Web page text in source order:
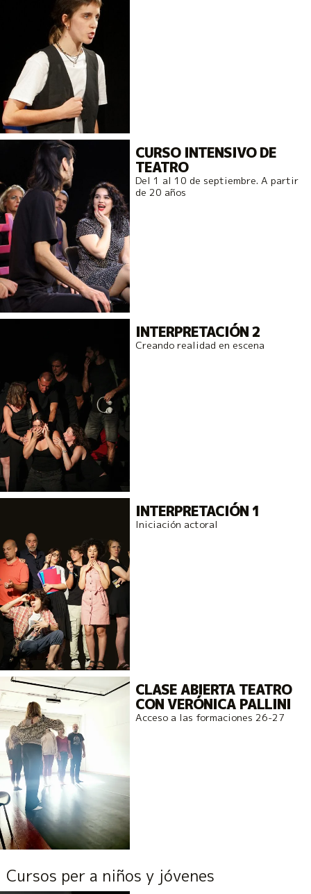
CURSO INTENSIVO DE
TEATRO
Del 1 al 10 de septiembre. A partir
de 20 años
INTERPRETACIÓN 2
Creando realidad en escena
INTERPRETACIÓN 1
Iniciación actoral
CLASE ABIERTA TEATRO
CON VERÓNICA PALLINI
Acceso a las formaciones 26-27
Cursos per a niños y jóvenes